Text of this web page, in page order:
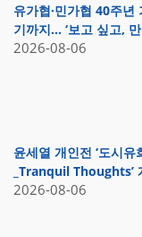
유가협·민가협 40주
기까지… ‘보고 싶고,
2026-08-06
윤세열 개인전 ‘도시유
_Tranquil Thoughts’
2026-08-06